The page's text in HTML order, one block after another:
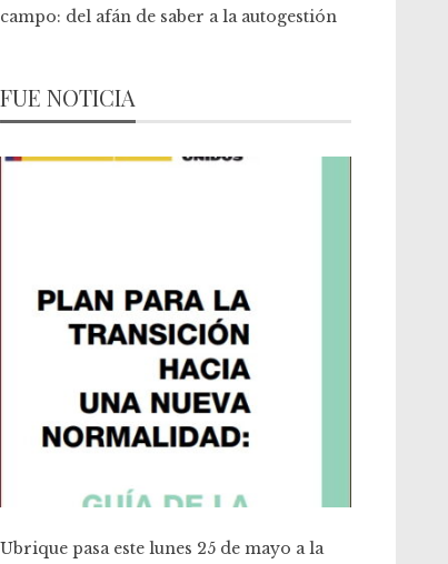
campo: del afán de saber a la autogestión
FUE NOTICIA
Ubrique pasa este lunes 25 de mayo a la